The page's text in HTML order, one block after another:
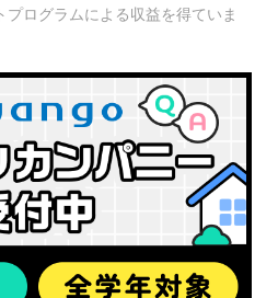
ログラムによる収益を得ていま